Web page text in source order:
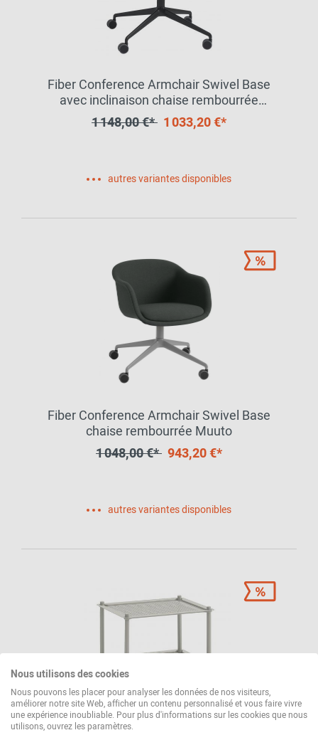
Fiber Conference Armchair Swivel Base
avec inclinaison chaise rembourrée
Muuto
1 148,00 €* 1 033,20 €*
autres variantes disponibles
Fiber Conference Armchair Swivel Base
chaise rembourrée Muuto
1 048,00 €* 943,20 €*
autres variantes disponibles
Nous utilisons des cookies
Nous pouvons les placer pour analyser les données de nos visiteurs,
améliorer notre site Web, afficher un contenu personnalisé et vous faire vivre
une expérience inoubliable. Pour plus d'informations sur les cookies que nous
utilisons, ouvrez les paramètres.